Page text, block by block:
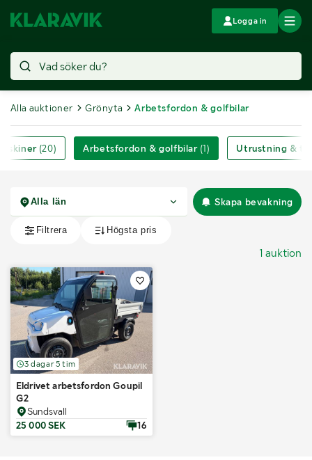
Logga in
Alla auktioner Grönyta Arbetsfordon & golfbilar
(20) Arbetsfordon & golfbilar (1) Utrustning &
Skapa bevakning
1 auktion
3 dagar 5 tim
Eldrivet arbetsfordon Goupil
G2
Sundsvall
25 000 SEK
16